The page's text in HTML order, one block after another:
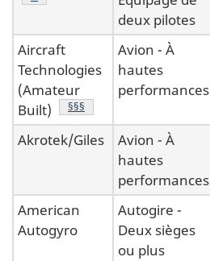
deux pilotes
Aircraft
Technologies
(Amateur
Built)
Note de bas de page
§§§
Avion - À
hautes
performances
Akrotek/Giles
Avion - À
hautes
performances
American
Autogyro
Autogire -
Deux sièges
ou plus